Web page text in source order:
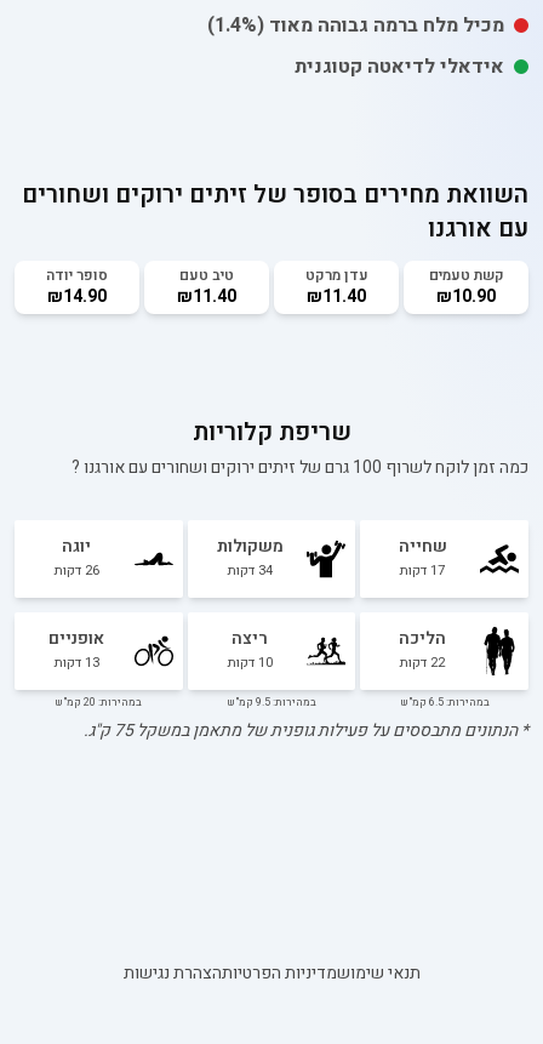
מכיל מלח ברמה גבוהה מאוד (1.4%)
אידאלי לדיאטה קטוגנית
השוואת מחירים בסופר של זיתים ירוקים ושחורים
עם אורגנו
קשת טעמים
₪10.90
עדן מרקט
₪11.40
טיב טעם
₪11.40
סופר יודה
₪14.90
שריפת קלוריות
כמה זמן לוקח לשרוף 100 גרם של זיתים ירוקים ושחורים עם אורגנו?
שחייה
17 דקות
משקולות
34 דקות
יוגה
26 דקות
הליכה
22 דקות
במהירות: 6.5 קמ"ש
ריצה
10 דקות
במהירות: 9.5 קמ"ש
אופניים
13 דקות
במהירות: 20 קמ"ש
* הנתונים מתבססים על פעילות גופנית של מתאמן במשקל75ק"ג.
תנאי שימושמדיניות הפרטיותהצהרת נגישות